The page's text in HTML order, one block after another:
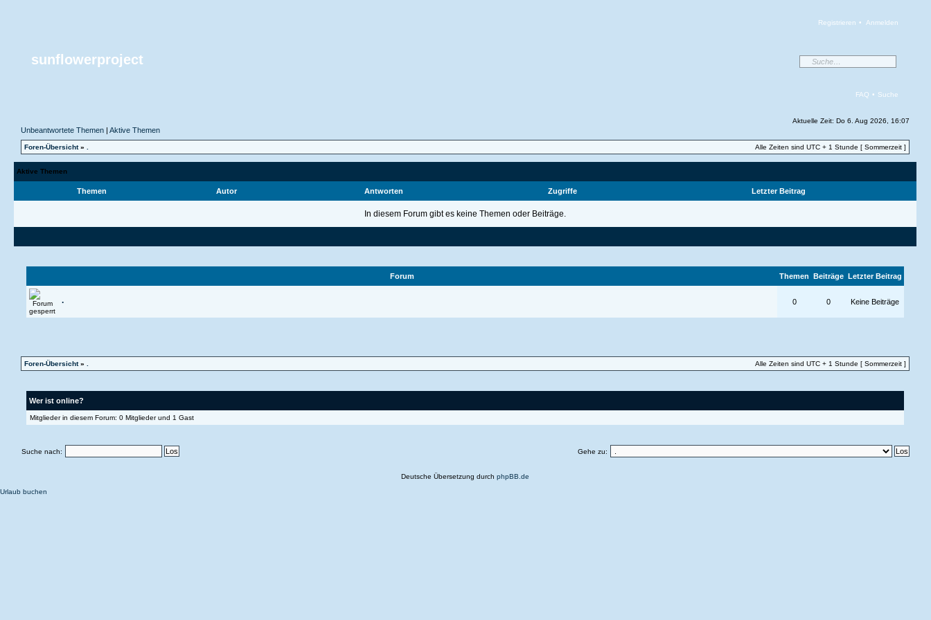
Registrieren • Anmelden
sunflowerproject
FAQ • Suche
Aktuelle Zeit: Do 6. Aug 2026, 16:07
Unbeantwortete Themen |Aktive Themen
Foren-Übersicht» Alle Zeiten sind UTC + 1 Stunde [ Sommerzeit ]
Aktive Themen
Themen Autor Antworten Zugriffe Letzter Beitrag
In diesem Forum gibt es keine Themen oder Beiträge.
Forum Themen Beiträge Letzter Beitrag
. 0 0 Keine Beiträge
Foren-Übersicht» Alle Zeiten sind UTC + 1 Stunde [ Sommerzeit ]
Wer ist online?
Mitglieder in diesem Forum: 0 Mitglieder und 1 Gast
Suche nach: Gehe zu:
Deutsche Übersetzung durchphpBB.de
Urlaub buchen